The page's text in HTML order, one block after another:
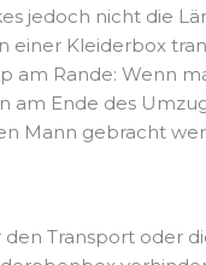
jedoch nicht die
Kleiderbox
Rande: Wenn
Ende des
Mann gebracht
Transport oder